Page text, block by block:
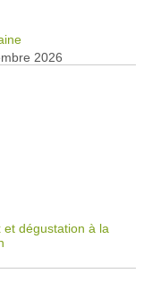
2026
dégustation à la